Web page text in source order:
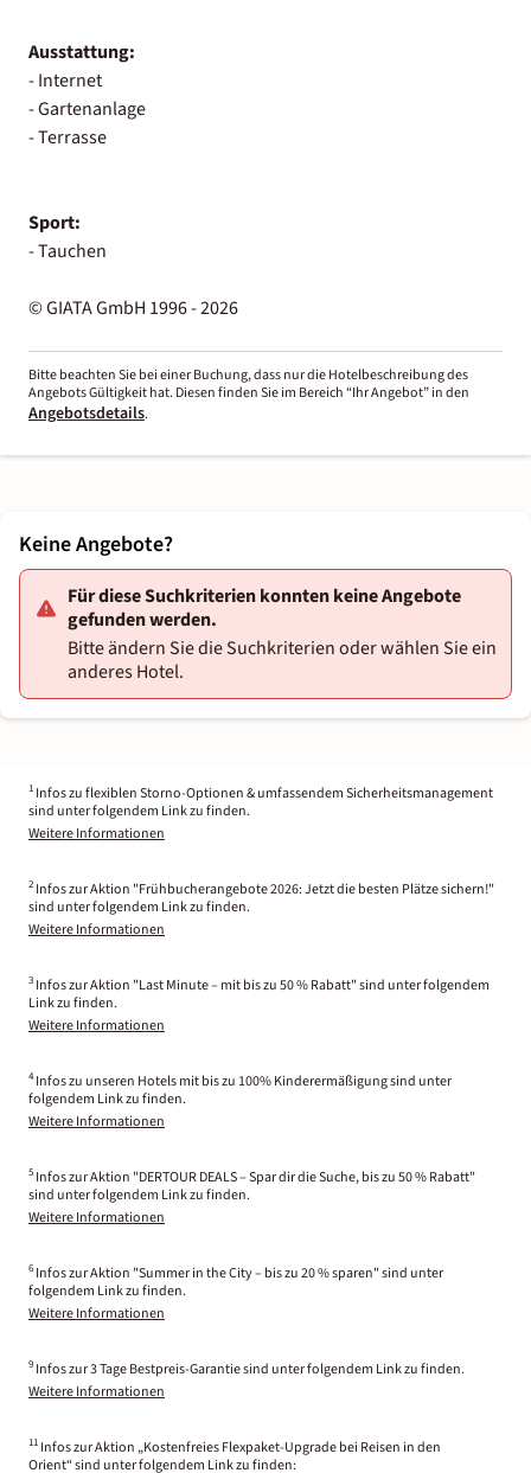
Ausstattung:
- Internet
- Gartenanlage
- Terrasse
Sport:
- Tauchen
© GIATA GmbH 1996 - 2026
Bitte beachten Sie bei einer Buchung, dass nur die Hotelbeschreibung des
Angebots Gültigkeit hat. Diesen finden Sie im Bereich “Ihr Angebot” in den
Angebotsdetails.
Keine Angebote?
Für diese Suchkriterien konnten keine Angebote
gefunden werden.
Bitte ändern Sie die Suchkriterien oder wählen Sie ein
anderes Hotel.
1 Infos zu flexiblen Storno-Optionen & umfassendem Sicherheitsmanagement
sind unter folgendem Link zu finden.
Weitere Informationen
2 Infos zur Aktion "Frühbucherangebote 2026: Jetzt die besten Plätze sichern!"
sind unter folgendem Link zu finden.
Weitere Informationen
3 Infos zur Aktion "Last Minute – mit bis zu 50 % Rabatt" sind unter folgendem
Link zu finden.
Weitere Informationen
4 Infos zu unseren Hotels mit bis zu 100% Kinderermäßigung sind unter
folgendem Link zu finden.
Weitere Informationen
5 Infos zur Aktion "DERTOUR DEALS – Spar dir die Suche, bis zu 50 % Rabatt"
sind unter folgendem Link zu finden.
Weitere Informationen
6 Infos zur Aktion "Summer in the City – bis zu 20 % sparen" sind unter
folgendem Link zu finden.
Weitere Informationen
9 Infos zur 3 Tage Bestpreis-Garantie sind unter folgendem Link zu finden.
Weitere Informationen
11 Infos zur Aktion „Kostenfreies Flexpaket-Upgrade bei Reisen in den
Orient“ sind unter folgendem Link zu finden: